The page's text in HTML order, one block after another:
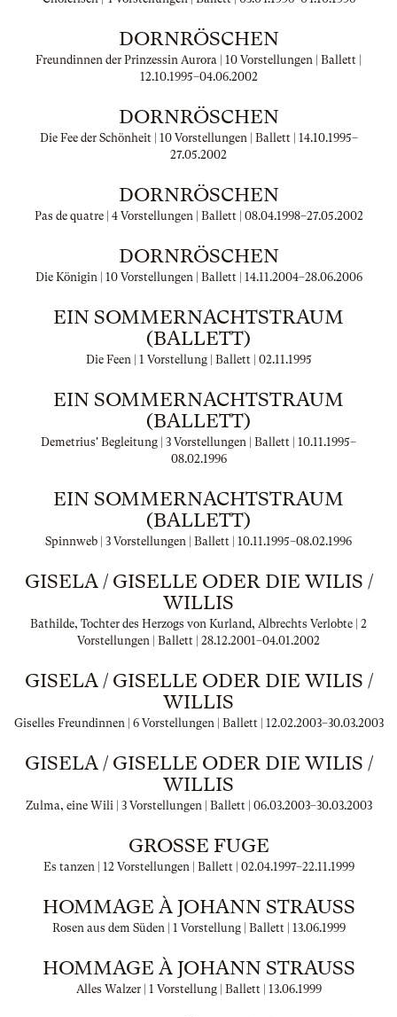
DORNRÖSCHEN
Freundinnen der Prinzessin Aurora | 10 Vorstellungen | Ballett |
12.10.1995–04.06.2002
DORNRÖSCHEN
Die Fee der Schönheit | 10 Vorstellungen | Ballett | 14.10.1995–
27.05.2002
DORNRÖSCHEN
Pas de quatre | 4 Vorstellungen | Ballett | 08.04.1998–27.05.2002
DORNRÖSCHEN
Die Königin | 10 Vorstellungen | Ballett | 14.11.2004–28.06.2006
EIN SOMMERNACHTSTRAUM
(BALLETT)
Die Feen | 1 Vorstellung | Ballett | 02.11.1995
EIN SOMMERNACHTSTRAUM
(BALLETT)
Demetrius' Begleitung | 3 Vorstellungen | Ballett | 10.11.1995–
08.02.1996
EIN SOMMERNACHTSTRAUM
(BALLETT)
Spinnweb | 3 Vorstellungen | Ballett | 10.11.1995–08.02.1996
GISELA / GISELLE ODER DIE WILIS /
WILLIS
Bathilde, Tochter des Herzogs von Kurland, Albrechts Verlobte | 2
Vorstellungen | Ballett | 28.12.2001–04.01.2002
GISELA / GISELLE ODER DIE WILIS /
WILLIS
Giselles Freundinnen | 6 Vorstellungen | Ballett | 12.02.2003–30.03.2003
GISELA / GISELLE ODER DIE WILIS /
WILLIS
Zulma, eine Wili | 3 Vorstellungen | Ballett | 06.03.2003–30.03.2003
GROSSE FUGE
Es tanzen | 12 Vorstellungen | Ballett | 02.04.1997–22.11.1999
HOMMAGE À JOHANN STRAUSS
Rosen aus dem Süden | 1 Vorstellung | Ballett | 13.06.1999
HOMMAGE À JOHANN STRAUSS
Alles Walzer | 1 Vorstellung | Ballett | 13.06.1999